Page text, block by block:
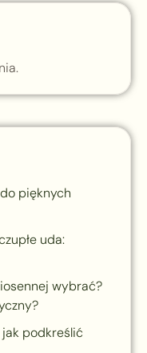
pięknych
uda:
wybrać?
podkreślić